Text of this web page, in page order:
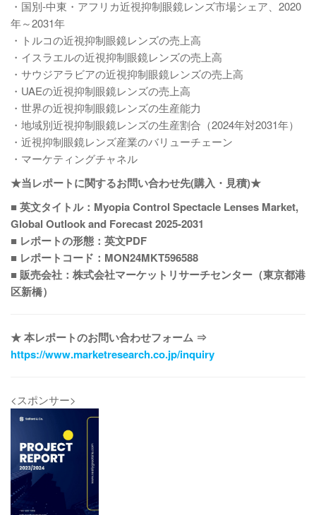
・国別-中東・アフリカ近視抑制眼鏡レンズ市場シェア、2020
年～2031年
・トルコの近視抑制眼鏡レンズの売上高
・イスラエルの近視抑制眼鏡レンズの売上高
・サウジアラビアの近視抑制眼鏡レンズの売上高
・UAEの近視抑制眼鏡レンズの売上高
・世界の近視抑制眼鏡レンズの生産能力
・地域別近視抑制眼鏡レンズの生産割合（2024年対2031年）
・近視抑制眼鏡レンズ産業のバリューチェーン
・マーケティングチャネル
★当レポートに関するお問い合わせ先(購入・見積)★
■ 英文タイトル：Myopia Control Spectacle Lenses Market,
Global Outlook and Forecast 2025-2031
■ レポートの形態：英文PDF
■ レポートコード：MON24MKT596588
■ 販売会社：株式会社マーケットリサーチセンター（東京都港
区新橋）
★ 本レポートのお問い合わせフォーム ⇒
https://www.marketresearch.co.jp/inquiry
<スポンサー>